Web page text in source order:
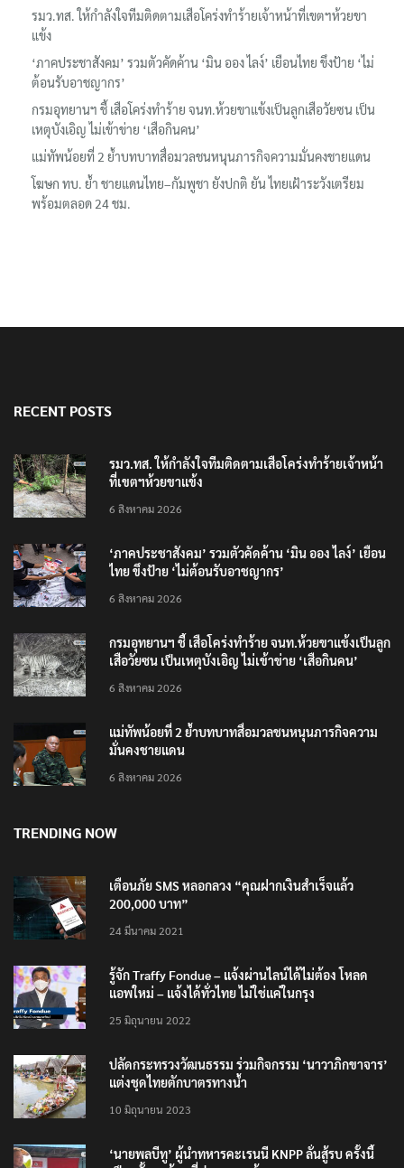
รมว.ทส. ให้กำลังใจทีมติดตามเสือโคร่งทำร้ายเจ้าหน้าที่เขตฯห้วยขา
แข้ง
‘ภาคประชาสังคม’ รวมตัวคัดค้าน ‘มิน ออง ไลง์’ เยือนไทย ขึงป้าย ‘ไม่
ต้อนรับอาชญากร’
กรมอุทยานฯ ชี้ เสือโคร่งทำร้าย จนท.ห้วยขาแข้งเป็นลูกเสือวัยซน เป็น
เหตุบังเอิญ ไม่เข้าข่าย ‘เสือกินคน’
แม่ทัพน้อยที่ 2 ย้ำบทบาทสื่อมวลชนหนุนภารกิจความมั่นคงชายแดน
โฆษก ทบ. ย้ำ ชายแดนไทย–กัมพูชา ยังปกติ ยัน ไทยเฝ้าระวังเตรียม
พร้อมตลอด 24 ชม.
RECENT POSTS
รมว.ทส. ให้กำลังใจทีมติดตามเสือโคร่งทำร้ายเจ้าหน้า
ที่เขตฯห้วยขาแข้ง
6 สิงหาคม 2026
‘ภาคประชาสังคม’ รวมตัวคัดค้าน ‘มิน ออง ไลง์’ เยือน
ไทย ขึงป้าย ‘ไม่ต้อนรับอาชญากร’
6 สิงหาคม 2026
กรมอุทยานฯ ชี้ เสือโคร่งทำร้าย จนท.ห้วยขาแข้งเป็นลูก
เสือวัยซน เป็นเหตุบังเอิญ ไม่เข้าข่าย ‘เสือกินคน’
6 สิงหาคม 2026
แม่ทัพน้อยที่ 2 ย้ำบทบาทสื่อมวลชนหนุนภารกิจความ
มั่นคงชายแดน
6 สิงหาคม 2026
TRENDING NOW
เตือนภัย SMS หลอกลวง “คุณฝากเงินสำเร็จแล้ว
200,000 บาท”
24 มีนาคม 2021
รู้จัก Traffy Fondue – แจ้งผ่านไลน์ได้ไม่ต้อง โหลด
แอพใหม่ – แจ้งได้ทั่วไทย ไม่ใช่แค่ในกรุง
25 มิถุนายน 2022
ปลัดกระทรวงวัฒนธรรม ร่วมกิจกรรม ‘นาวาภิกขาจาร’
แต่งชุดไทยตักบาตรทางน้ำ
10 มิถุนายน 2023
‘นายพลบีทู’ ผู้นำทหารคะเรนนี KNPP ลั่นสู้รบ ครั้งนี้